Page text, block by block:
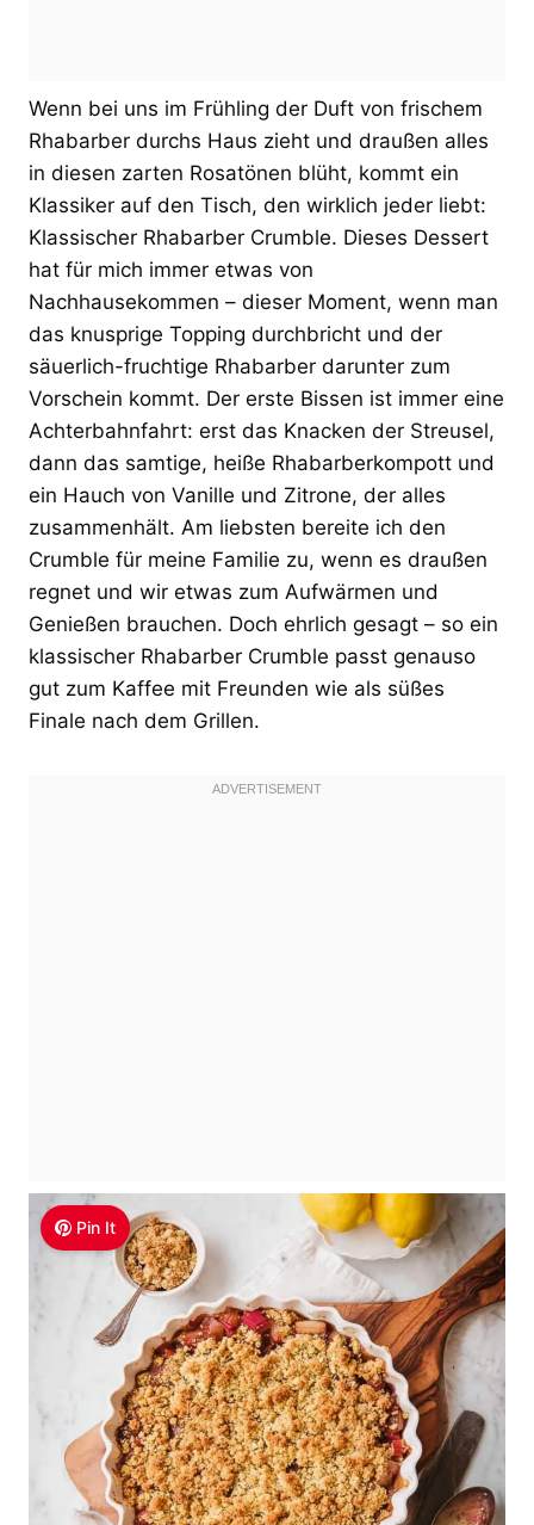
Wenn bei uns im Frühling der Duft von frischem
Rhabarber durchs Haus zieht und draußen alles
in diesen zarten Rosatönen blüht, kommt ein
Klassiker auf den Tisch, den wirklich jeder liebt:
Klassischer Rhabarber Crumble. Dieses Dessert
hat für mich immer etwas von
Nachhausekommen – dieser Moment, wenn man
das knusprige Topping durchbricht und der
säuerlich-fruchtige Rhabarber darunter zum
Vorschein kommt. Der erste Bissen ist immer eine
Achterbahnfahrt: erst das Knacken der Streusel,
dann das samtige, heiße Rhabarberkompott und
ein Hauch von Vanille und Zitrone, der alles
zusammenhält. Am liebsten bereite ich den
Crumble für meine Familie zu, wenn es draußen
regnet und wir etwas zum Aufwärmen und
Genießen brauchen. Doch ehrlich gesagt – so ein
klassischer Rhabarber Crumble passt genauso
gut zum Kaffee mit Freunden wie als süßes
Finale nach dem Grillen.
Pin It